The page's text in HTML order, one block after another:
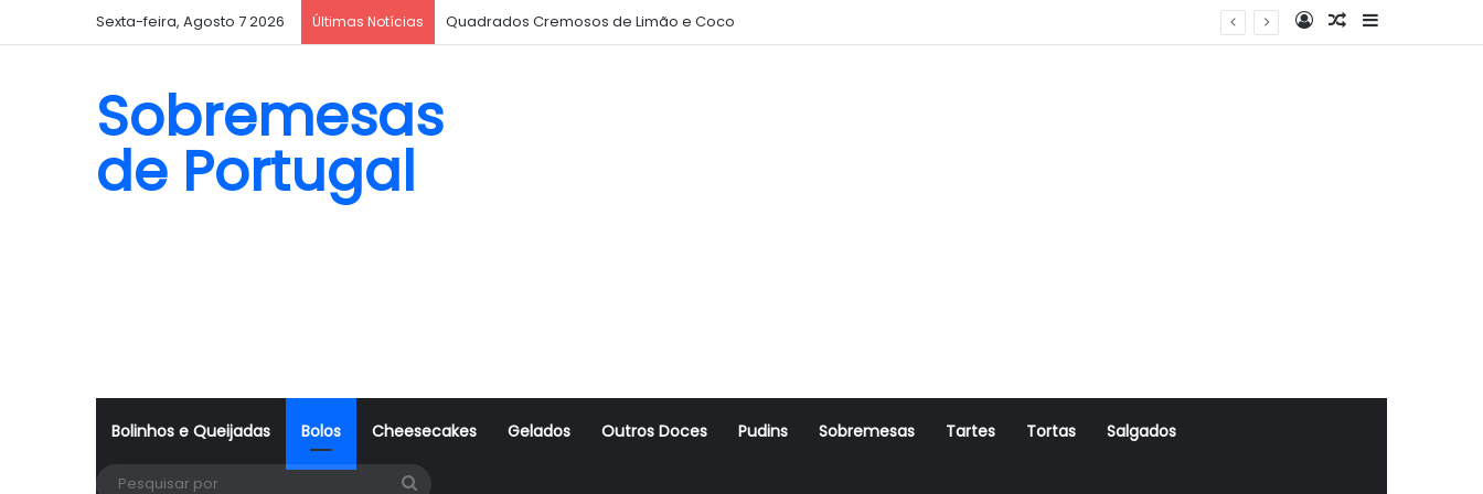
Sexta-feira, Agosto 7 2026 Últimas Notícias Quadrados Cremosos de Limão e Coco Log InArtigo Aleatório
Sidebar
Sobremesas
de Portugal
Bolinhos e Queijadas Bolos Cheesecakes Gelados Outros Doces Pudins Sobremesas Tartes Tortas Salgados